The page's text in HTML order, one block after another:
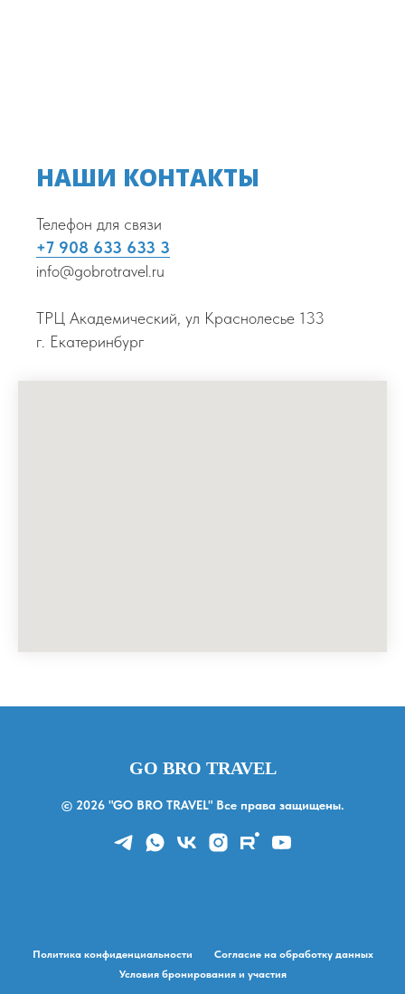
НАШИ КОНТАКТЫ
Телефон для связи
+7 908 633 633 3
info@gobrotravel.ru
ТРЦ Академический, ул Краснолесье 133
г. Екатеринбург
GO BRO TRAVEL
© 2026 "GO BRO TRAVEL" Все права защищены.
Политика конфиденциальности
Согласие на обработку данных
Условия бронирования и участия